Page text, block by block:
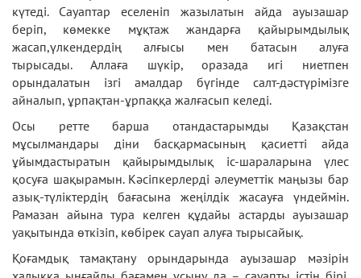
күтеді. Сауаптар еселеніп жазылатын айда ауызашар
беріп, көмекке мұқтаж жандарға қайырымдылық
жасап,үлкендердің алғысы мен батасын алуға
тырысады. Аллаға шүкір, оразада игі ниетпен
орындалатын ізгі амалдар бүгінде салт-дәстүрімізге
айналып, ұрпақтан-ұрпаққа жалғасып келеді.
Осы ретте барша отандастарымды Қазақстан
мұсылмандары діни басқармасының қасиетті айда
ұйымдастыратын қайырымдылық іс-шараларына үлес
қосуға шақырамын. Кәсіпкерлерді әлеуметтік маңызы бар
азық-түліктердің бағасына жеңілдік жасауға үндеймін.
Рамазан айына тура келген құдайы астарды ауызашар
уақытында өткізіп, көбірек сауап алуға тырысайық.
Қоғамдық тамақтану орындарында ауызашар мәзірін